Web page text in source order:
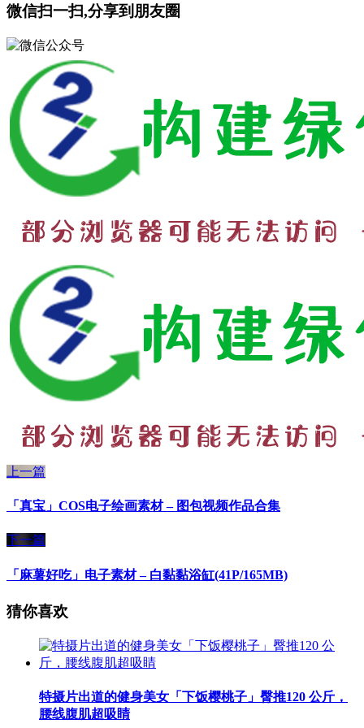
微信扫一扫,分享到朋友圈
上一篇
「真宝」COS电子绘画素材 – 图包视频作品合集
下一篇
「麻薯好吃」电子素材 – 白黏黏浴缸(41P/165MB)
猜你喜欢
特摄片出道的健身美女「下饭樱桃子」臀推120 公斤，
腰线腹肌超吸睛